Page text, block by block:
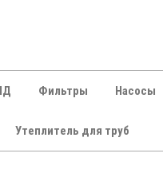
Фильтры Насосы
Утеплитель для труб